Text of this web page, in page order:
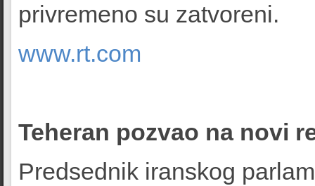
privremeno su zatvoreni.
www.rt.com
Teheran pozvao na novi
Predsednik iranskog